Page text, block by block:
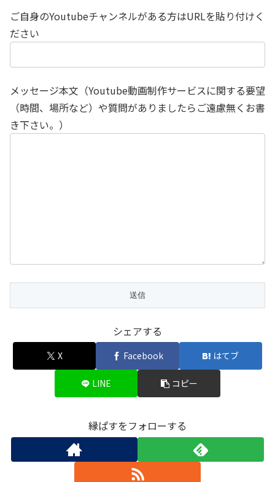
ご自身のYoutubeチャンネルがある方はURLを貼り付けく
ださい
メッセージ本文（Youtube動画制作サービスに関する要望
（時間、場所など）や質問がありましたらご遠慮無くお書
き下さい。）
シェアする
X Facebook はてブ
LINE コピー
縁ぱすをフォローする